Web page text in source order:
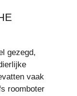
gezegd,
vaak
roomboter